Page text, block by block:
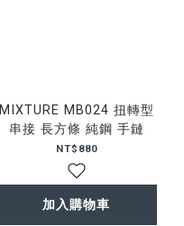
MIXTURE MB024 扭轉型
串接 長方條 純鋼 手鏈
NT$880
加入購物車